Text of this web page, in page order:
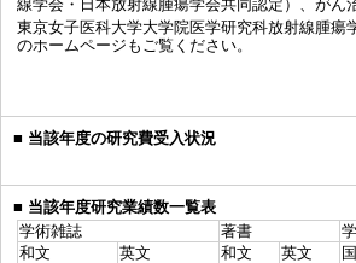
線学会・日本放射線腫瘍学会共同認定）、がん
東京女子医科大学大学院医学研究科放射線腫瘍
のホームページもご覧ください。
■ 当該年度の研究費受入状況
■ 当該年度研究業績数一覧表
学術雑誌
著書
和文 英文 和文 英文